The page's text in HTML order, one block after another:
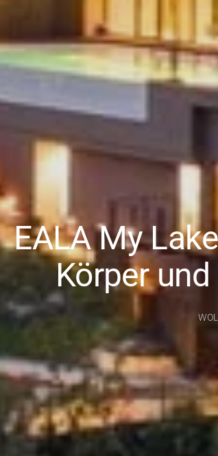
EALA My
Körper